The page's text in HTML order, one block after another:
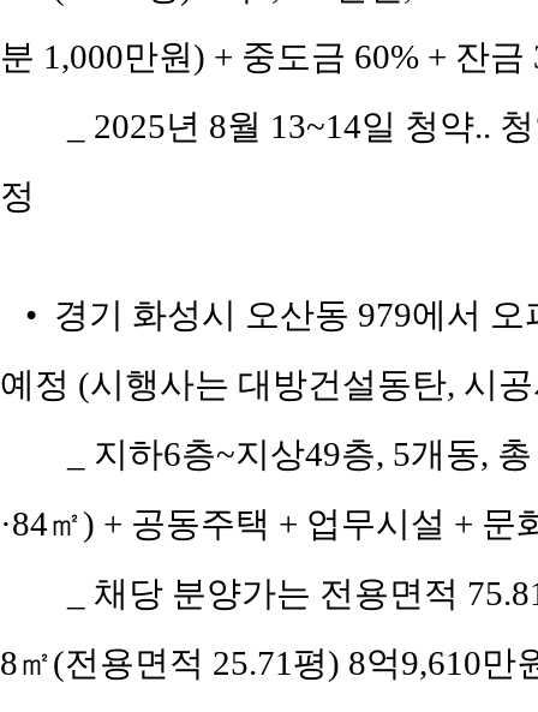
분 1,000만원) + 중도금 60% + 잔금
_ 2025년 8월 13~14일 청약..
정
• 경기 화성시 오산동 979에서 오
예정 (시행사는 대방건설동탄, 시
_ 지하6층~지상49층, 5개동,
·84㎡) + 공동주택 + 업무시설 +
_ 채당 분양가는 전용면적
8㎡(전용면적 25.71평) 8억9,610만